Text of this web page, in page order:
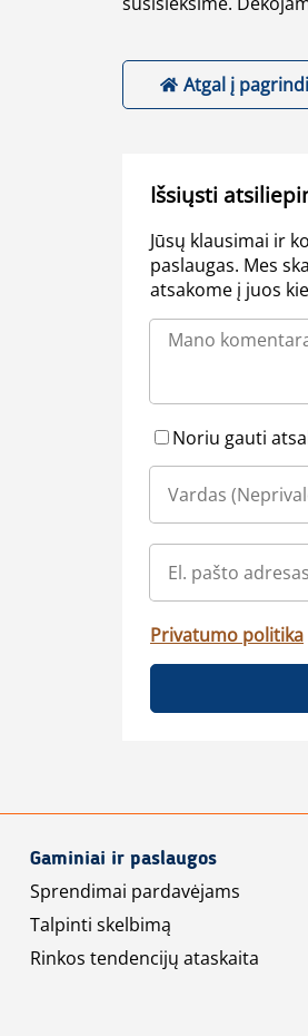
Atgal į
Išsiųsti
Jūsų klausimai ir
paslaugas. Mes
atsakome į juos
Noriu gauti
Privatumo politika
Gaminiai ir paslaugos
Sprendimai pardavėjams
Talpinti skelbimą
Rinkos tendencijų ataskaita